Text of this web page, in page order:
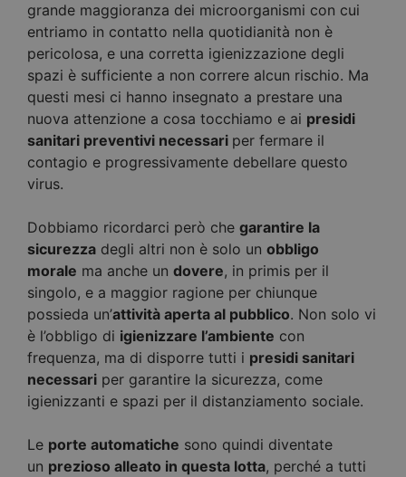
grande maggioranza dei microorganismi con cui
entriamo in contatto nella quotidianità non è
pericolosa, e una corretta igienizzazione degli
spazi è sufficiente a non correre alcun rischio. Ma
questi mesi ci hanno insegnato a prestare una
nuova attenzione a cosa tocchiamo e ai presidi
sanitari preventivi necessari per fermare il
contagio e progressivamente debellare questo
virus.
Dobbiamo ricordarci però chegarantire la
sicurezza degli altri non è solo unobbligo
morale ma anche undovere, in primis per il
singolo, e a maggior ragione per chiunque
possieda un’attività aperta al pubblico. Non solo vi
è l’obbligo di igienizzare l’ambiente con
frequenza, ma di disporre tutti i presidi sanitari
necessari per garantire la sicurezza, come
igienizzanti e spazi per il distanziamento sociale.
Le porte automatiche sono quindi diventate
un prezioso alleato in questa lotta, perché a tutti